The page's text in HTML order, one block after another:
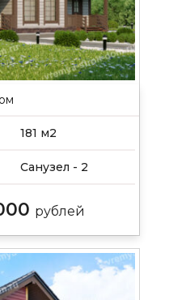
181 м2
Санузел - 2
рублей